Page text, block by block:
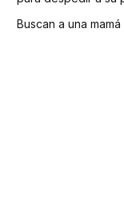
Buscan a una